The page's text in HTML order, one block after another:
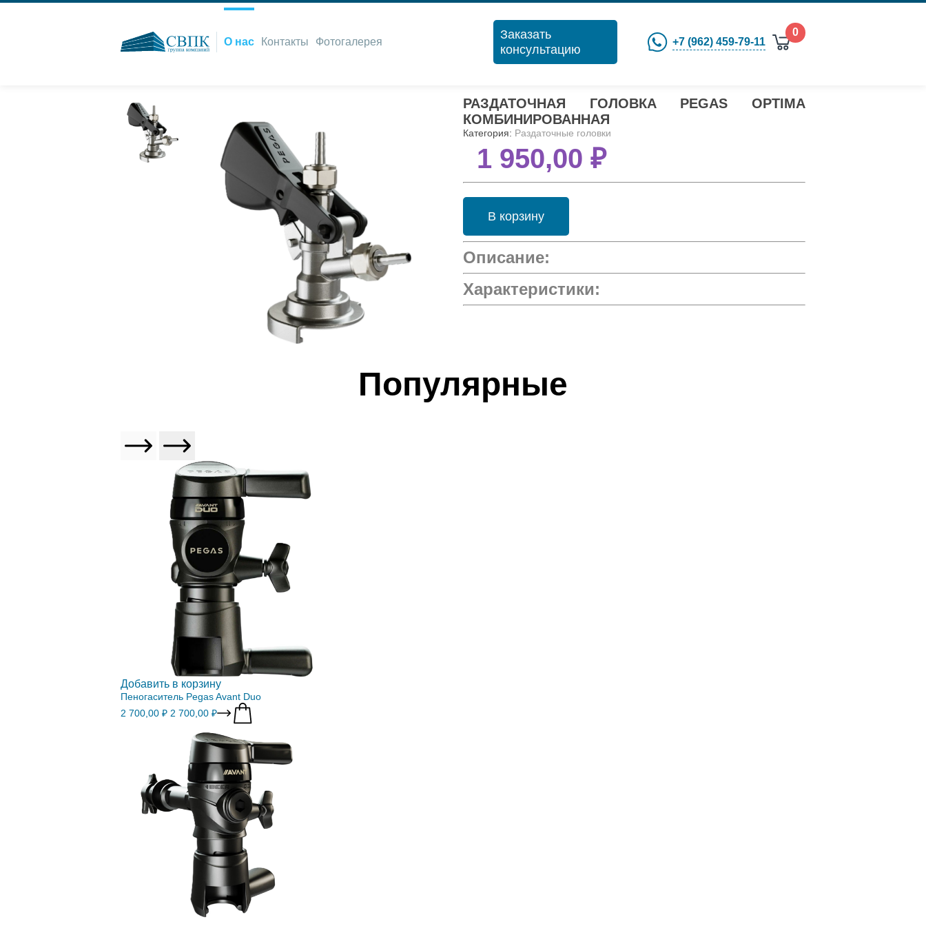
О нас Контакты Фотогалерея
Заказать
консультацию
+7 (962) 459-79-11
0
РАЗДАТОЧНАЯ ГОЛОВКА PEGAS OPTIMA
КОМБИНИРОВАННАЯ
Категория: Раздаточные головки
1 950,00 ₽
В корзину
Описание:
Характеристики:
Популярные
Добавить в корзину
Пеногаситель Pegas Avant Duo
2 700,00 ₽ 2 700,00 ₽